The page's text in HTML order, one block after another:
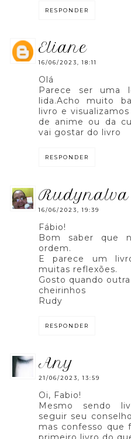
RESPONDER
eliane
16/06/2023, 18:11
Olá
Parece ser uma
lida.Acho muito
livro e
de anime ou da
vai gostar do livro
RESPONDER
rudynalva
16/06/2023, 19:39
Fábio!
Bom saber que
ordem.
E parece um
muitas reflexões.
Gosto quando
cheirinhos
Rudy
RESPONDER
any
21/06/2023, 13:59
Oi, Fabio!
Mesmo sendo
seguir seu
mas confesso que